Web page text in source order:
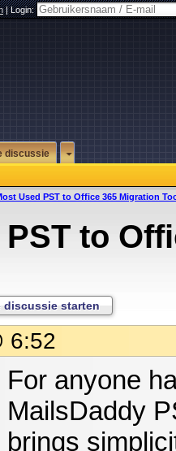
|Login:
discussie
Used PST to Office 365 Migration
to
discussie starten
6:52
For anyone
MailsDaddy
brings